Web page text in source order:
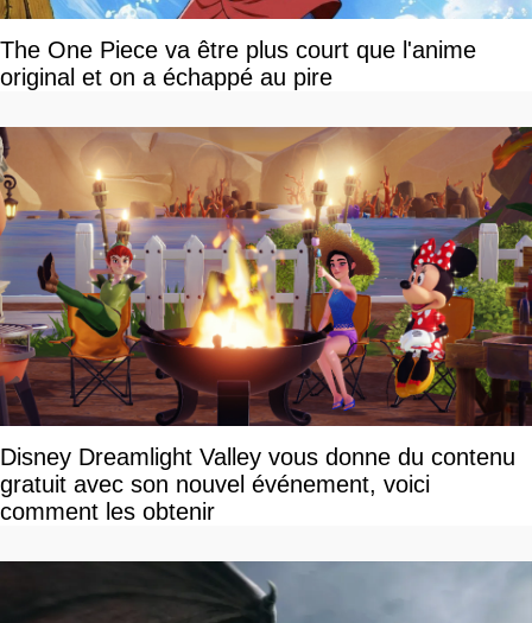
The One Piece va être plus court que l'anime
original et on a échappé au pire
Disney Dreamlight Valley vous donne du contenu
gratuit avec son nouvel événement, voici
comment les obtenir